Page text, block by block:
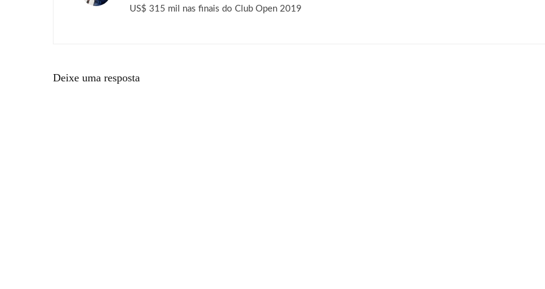
US$ 315 mil nas finais do Club Open 2019
Deixe uma resposta